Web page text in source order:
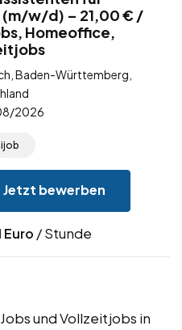
w/d) – 21,00 € /
Homeoffice,
Baden-Württemberg,
2026
Jetzt bewerben
Euro / Stunde
und Vollzeitjobs in